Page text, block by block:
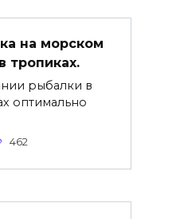
на морском
тропиках.
рыбалки в
оптимально
462